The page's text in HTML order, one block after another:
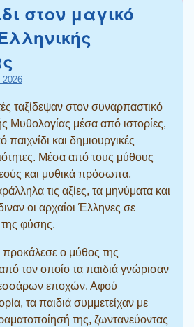
στον μαγικό
2026
ταξίδεψαν στον συναρπαστικό
Μυθολογίας μέσα από ιστορίες,
παιχνίδι και δημιουργικές
Μέσα από τους μύθους
και μυθικά πρόσωπα,
τις αξίες, τα μηνύματα και
οι αρχαίοι Έλληνες σε
φύσης.
προκάλεσε ο μύθος της
τον οποίο τα παιδιά γνώρισαν
εποχών. Αφού
τα παιδιά συμμετείχαν με
της, ζωντανεύοντας